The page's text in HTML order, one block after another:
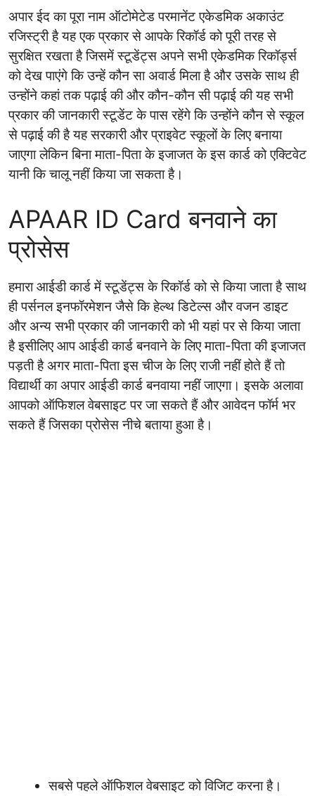
अपार ईद का पूरा नाम ऑटोमेटेड परमानेंट एकेडमिक अकाउंट
रजिस्ट्री है यह एक प्रकार से आपके रिकॉर्ड को पूरी तरह से
सुरक्षित रखता है जिसमें स्टूडेंट्स अपने सभी एकेडमिक रिकॉर्ड्स
को देख पाएंगे कि उन्हें कौन सा अवार्ड मिला है और उसके साथ ही
उन्होंने कहां तक पढ़ाई की और कौन-कौन सी पढ़ाई की यह सभी
प्रकार की जानकारी स्टूडेंट के पास रहेंगे कि उन्होंने कौन से स्कूल
से पढ़ाई की है यह सरकारी और प्राइवेट स्कूलों के लिए बनाया
जाएगा लेकिन बिना माता-पिता के इजाजत के इस कार्ड को एक्टिवेट
यानी कि चालू नहीं किया जा सकता है।
APAAR ID Card बनवाने का
प्रोसेस
हमारा आईडी कार्ड में स्टूडेंट्स के रिकॉर्ड को से किया जाता है साथ
ही पर्सनल इनफॉरमेशन जैसे कि हेल्थ डिटेल्स और वजन डाइट
और अन्य सभी प्रकार की जानकारी को भी यहां पर से किया जाता
है इसीलिए आप आईडी कार्ड बनवाने के लिए माता-पिता की इजाजत
पड़ती है अगर माता-पिता इस चीज के लिए राजी नहीं होते हैं तो
विद्यार्थी का अपार आईडी कार्ड बनवाया नहीं जाएगा। इसके अलावा
आपको ऑफिशल वेबसाइट पर जा सकते हैं और आवेदन फॉर्म भर
सकते हैं जिसका प्रोसेस नीचे बताया हुआ है।
सबसे पहले ऑफिशल वेबसाइट को विजिट करना है।